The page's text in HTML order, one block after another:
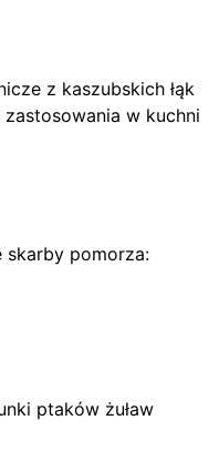
z kaszubskich łąk
w kuchni
skarby pomorza:
ptaków żuław